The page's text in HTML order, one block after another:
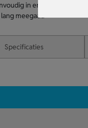
in en uit de houder.
meegaat.
Specificaties